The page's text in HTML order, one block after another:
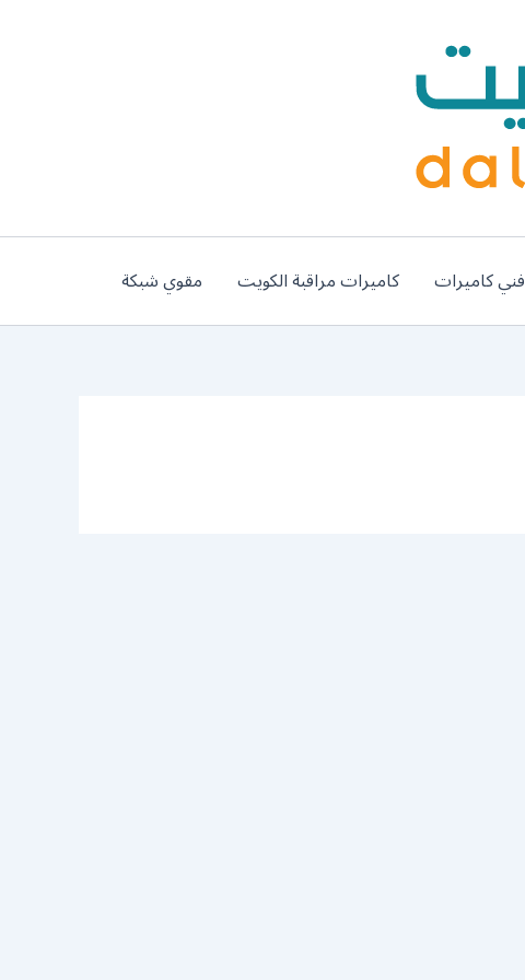
فني كاميرات كاميرات مراقبة الكويت مقوي شبكة